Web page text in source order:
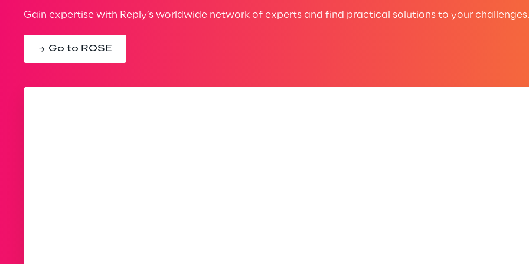
Gain expertise with Reply’s worldwide network of experts and find practical solutions to your challenges.
Go to ROSE